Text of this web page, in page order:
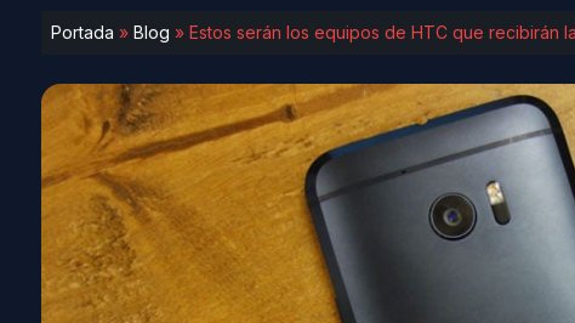
Portada » Blog » Estos serán los equipos de HTC que recibirán